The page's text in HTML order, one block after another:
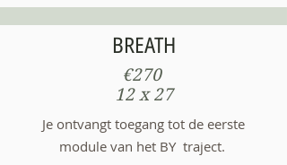
BREATH
€270
12 x 27
Je ontvangt toegang tot de eerste
module van het BY traject.